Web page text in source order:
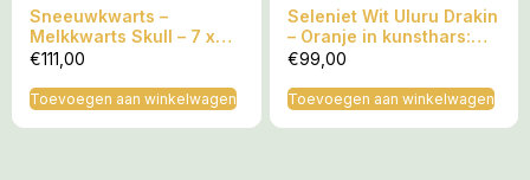
Sneeuwkwarts –
Melkkwarts Skull – 7 x
4.5 x 6 cm (lxbrxh) – 222
LeMUria Maria trilling
€111,00
Toevoegen aan winkelwagen
Seleniet Wit Uluru Drakin
– Oranje in kunsthars:
Fijnbesnaard LeMUria
11x7x6.5 cm – 300 gram
€99,00
Toevoegen aan winkelwagen